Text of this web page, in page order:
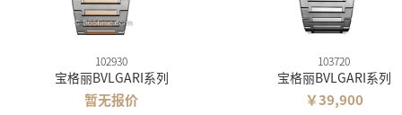
102930
宝格丽BVLGARI系列
暂无报价
103720
宝格丽BVLGARI系列
￥39,900